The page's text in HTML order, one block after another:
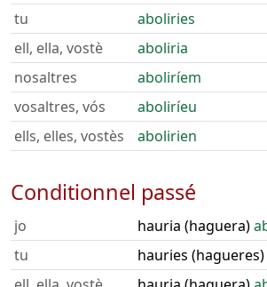
tu
aboliries
ell, ella, vostè
aboliria
nosaltres
aboliríem
vosaltres, vós
aboliríeu
ells, elles, vostès
abolirien
Conditionnel passé
jo hauria (haguera)
tu
hauries (hagueres)